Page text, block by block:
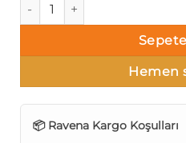
Hemen
📦 Ravena Kargo Koşulları